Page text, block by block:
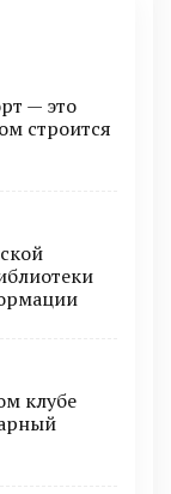
— это
строится
клубе